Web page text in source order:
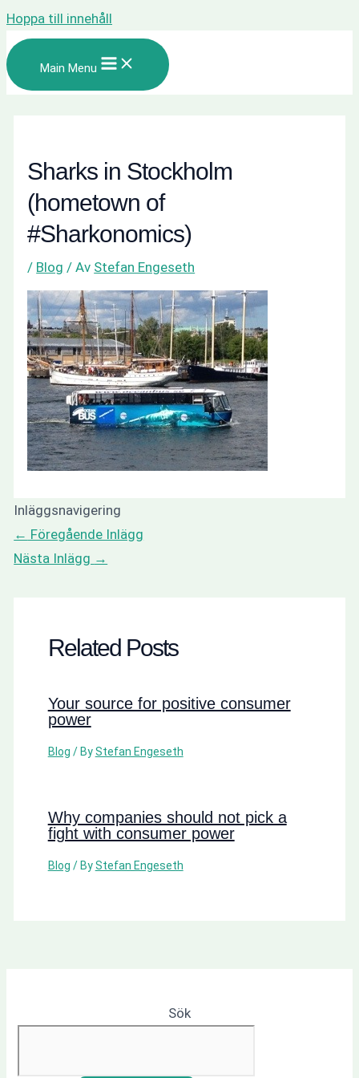
Hoppa till innehåll
Main Menu
Sharks in Stockholm
(hometown of
#Sharkonomics)
/ Blog / Av Stefan Engeseth
Inläggsnavigering
← Föregående Inlägg
Nästa Inlägg →
Related Posts
Your source for positive consumer
power
Blog / ByStefan Engeseth
Why companies should not pick a
fight with consumer power
Blog / ByStefan Engeseth
Sök